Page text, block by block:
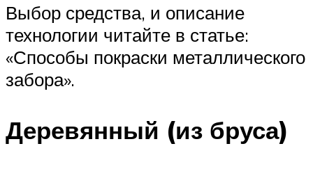
Выбор средства, и описание
технологии читайте в статье:
«Способы покраски металлического
забора».
Деревянный (из бруса)